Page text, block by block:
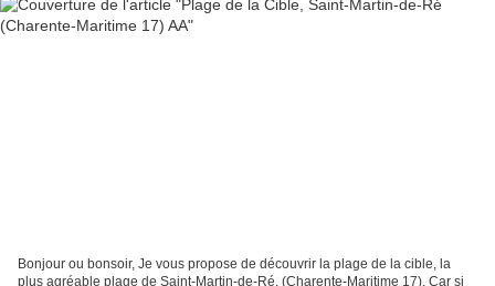
Bonjour ou bonsoir, Je vous propose de découvrir la plage de la cible, la
plus agréable plage de Saint-Martin-de-Ré, (Charente-Maritime 17). Car si